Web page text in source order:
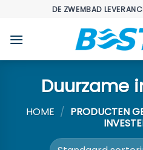
inhoud
DE ZWEMBAD
Duurzame
HOME / PRODUCTEN